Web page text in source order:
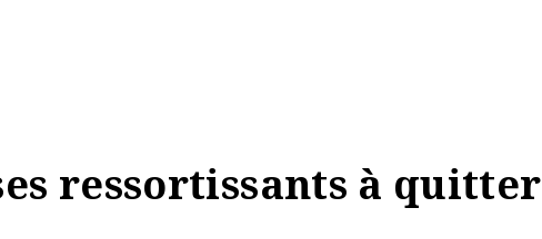
ressortissants à quitter